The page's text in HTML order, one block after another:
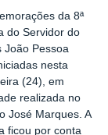
de imagens
da 8ª
do Servidor do
João Pessoa
nesta
(24), em
realizada no
José Marques. A
ficou por conta